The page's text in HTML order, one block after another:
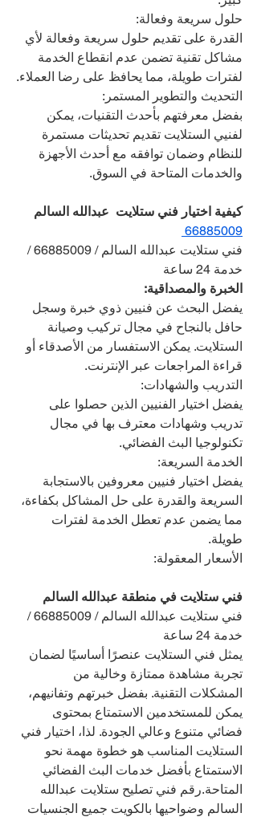
حلول سريعة وفعالة:
القدرة على تقديم حلول سريعة وفعالة لأي
مشاكل تقنية تضمن عدم انقطاع الخدمة
لفترات طويلة، مما يحافظ على رضا العملاء.
التحديث والتطوير المستمر:
بفضل معرفتهم بأحدث التقنيات، يمكن
لفنيي الستلايت تقديم تحديثات مستمرة
للنظام وضمان توافقه مع أحدث الأجهزة
والخدمات المتاحة في السوق.
كيفية اختيار فني ستلايت  عبدالله السالم
66885009
فني ستلايت عبدالله السالم / 66885009 /
خدمة 24 ساعة
الخبرة والمصداقية:
يفضل البحث عن فنيين ذوي خبرة وسجل
حافل بالنجاح في مجال تركيب وصيانة
الستلايت. يمكن الاستفسار من الأصدقاء أو
قراءة المراجعات عبر الإنترنت.
التدريب والشهادات:
يفضل اختيار الفنيين الذين حصلوا على
تدريب وشهادات معترف بها في مجال
تكنولوجيا البث الفضائي.
الخدمة السريعة:
يفضل اختيار فنيين معروفين بالاستجابة
السريعة والقدرة على حل المشاكل بكفاءة،
مما يضمن عدم تعطل الخدمة لفترات
طويلة.
الأسعار المعقولة:
فني ستلايت في منطقة عبدالله السالم
فني ستلايت عبدالله السالم / 66885009 /
خدمة 24 ساعة
يمثل فني الستلايت عنصرًا أساسيًا لضمان
تجربة مشاهدة ممتازة وخالية من
المشكلات التقنية. بفضل خبرتهم وتفانيهم،
يمكن للمستخدمين الاستمتاع بمحتوى
فضائي متنوع وعالي الجودة. لذا، اختيار فني
الستلايت المناسب هو خطوة مهمة نحو
الاستمتاع بأفضل خدمات البث الفضائي
المتاحة.رقم فني تصليح ستلايت عبدالله
السالم وضواحيها بالكويت جميع الجنسيات